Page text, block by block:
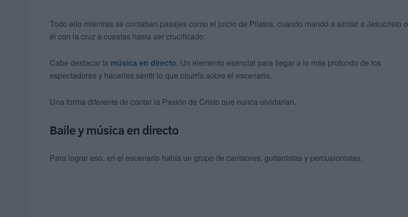
Todo ello mientras se contaban pasajes como el juicio de Pilatos, cuando mandó a azotar a Jesucristo o
él con la cruz a cuestas hasta ser crucificado.
Cabe destacar la música en directo. Un elemento esencial para llegar a lo más profundo de los
espectadores y hacerles sentir lo que ocurría sobre el escenario.
Una forma diferente de contar la Pasión de Cristo que nunca olvidarían.
Baile y música en directo
Para lograr eso, en el escenario había un grupo de cantaores, guitarristas y percusionistas.